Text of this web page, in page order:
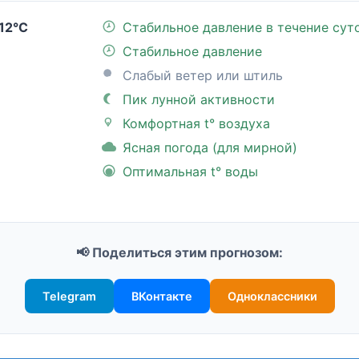
Стабильное давление в течение
Стабильное давление
Слабый ветер или штиль
Пик лунной активности
Комфортная t° воздуха
Ясная погода (для мирной)
Оптимальная t° воды
📢 Поделиться этим прогнозом:
Telegram ВКонтакте Одноклассники